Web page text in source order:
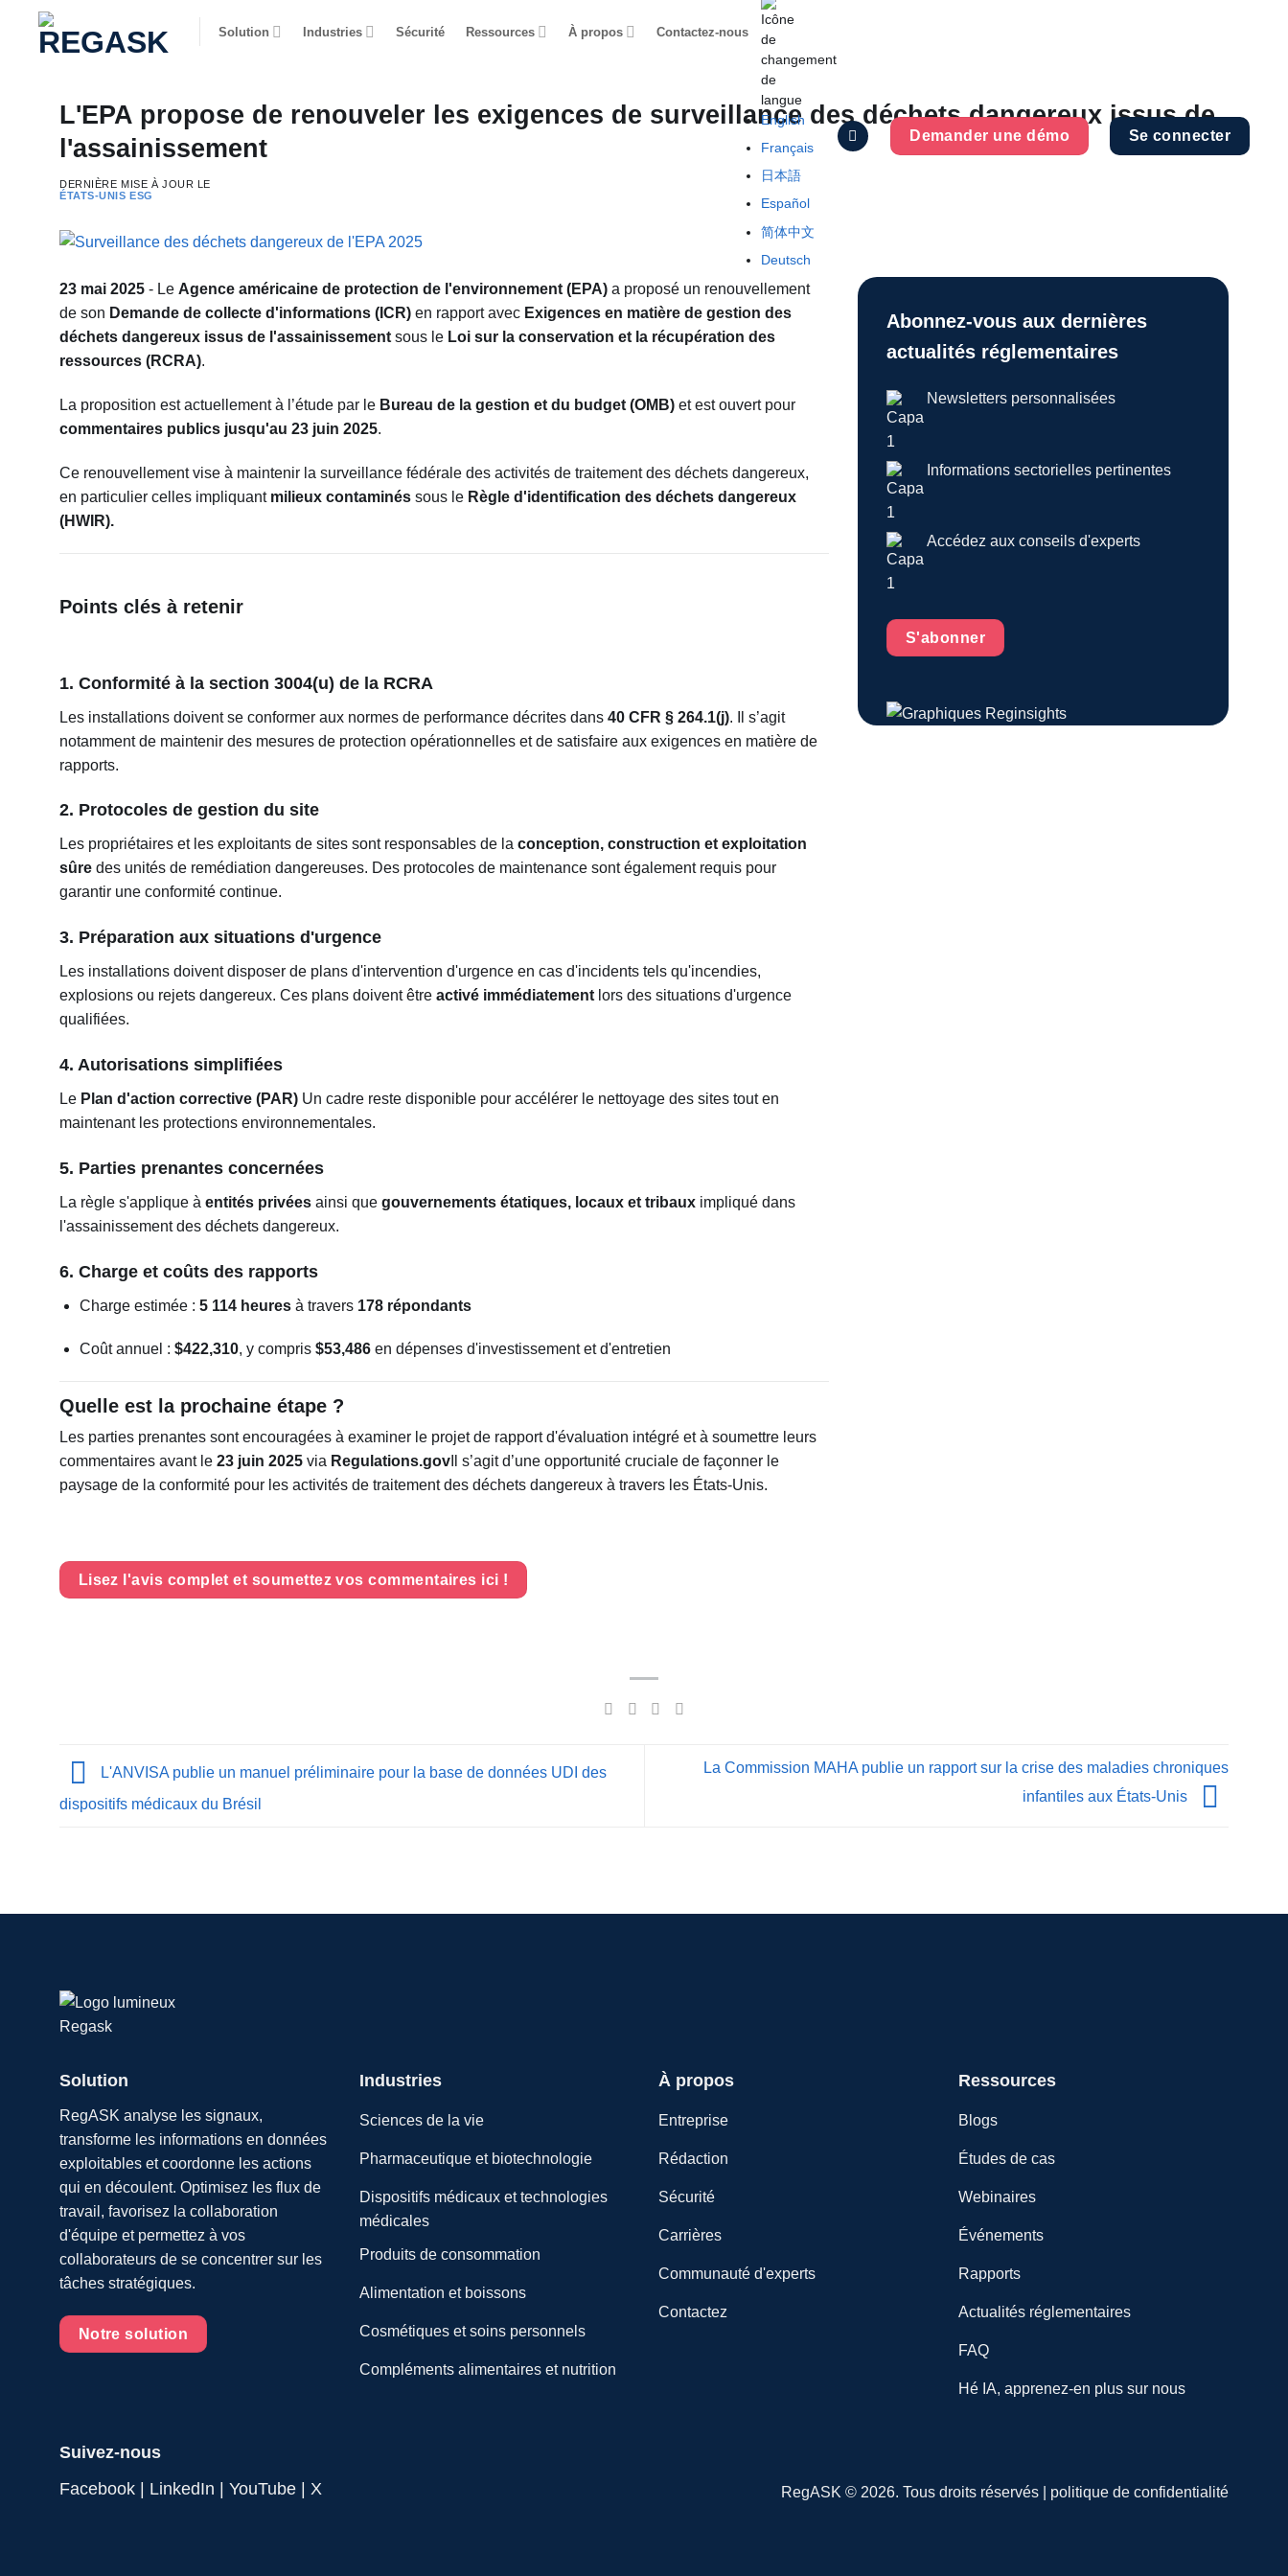
Passer
Solution Industries Sécurité Ressources À propos Contactez-nous
English
Français
日本語
Español
简体中文
Deutsch
Demander une démo Se connecter
L'EPA propose de renouveler les exigences de surveillance des déchets dangereux issus de
l'assainissement
DERNIÈRE MISE À JOUR LE
ÉTATS-UNIS ESG
23 mai 2025 - Le Agence américaine de protection de l'environnement (EPA) a proposé un renouvellement
de son Demande de collecte d'informations (ICR) en rapport avec Exigences en matière de gestion des
déchets dangereux issus de l'assainissementsous le Loi sur la conservation et la récupération des
ressources (RCRA).
La proposition est actuellement à l’étude par le Bureau de la gestion et du budget (OMB) et est ouvert pour
commentaires publics jusqu'au 23 juin 2025.
Ce renouvellement vise à maintenir la surveillance fédérale des activités de traitement des déchets dangereux,
en particulier celles impliquant milieux contaminés sous le Règle d'identification des déchets dangereux
(HWIR).
Points clés à retenir
1. Conformité à la section 3004(u) de la RCRA
Les installations doivent se conformer aux normes de performance décrites dans 40 CFR § 264.1(j). Il s’agit
notamment de maintenir des mesures de protection opérationnelles et de satisfaire aux exigences en matière de
rapports.
2. Protocoles de gestion du site
Les propriétaires et les exploitants de sites sont responsables de la conception, construction et exploitation
sûre des unités de remédiation dangereuses. Des protocoles de maintenance sont également requis pour
garantir une conformité continue.
3. Préparation aux situations d'urgence
Les installations doivent disposer de plans d'intervention d'urgence en cas d'incidents tels qu'incendies,
explosions ou rejets dangereux. Ces plans doivent être activé immédiatement lors des situations d'urgence
qualifiées.
4. Autorisations simplifiées
Le Plan d'action corrective (PAR) Un cadre reste disponible pour accélérer le nettoyage des sites tout en
maintenant les protections environnementales.
5. Parties prenantes concernées
La règle s'applique à entités privées ainsi que gouvernements étatiques, locaux et tribaux impliqué dans
l'assainissement des déchets dangereux.
6. Charge et coûts des rapports
Charge estimée : 5 114 heuresà travers 178 répondants
Coût annuel : $422,310, y compris $53,486en dépenses d'investissement et d'entretien
Quelle est la prochaine étape ?
Les parties prenantes sont encouragées à examiner le projet de rapport d'évaluation intégré et à soumettre leurs
commentaires avant le 23 juin 2025 via Regulations.gov Il s’agit d’une opportunité cruciale de façonner le
paysage de la conformité pour les activités de traitement des déchets dangereux à travers les États-Unis.
Lisez l'avis complet et soumettez vos commentaires ici !
Abonnez-vous aux dernières
actualités réglementaires
Newsletters personnalisées
Informations sectorielles pertinentes
Accédez aux conseils d'experts
S'abonner
L'ANVISA publie un manuel préliminaire pour la base de données UDI des
dispositifs médicaux du Brésil
La Commission MAHA publie un rapport sur la crise des maladies chroniques
infantiles aux États-Unis
Solution
RegASK analyse les signaux,
transforme les informations en données
exploitables et coordonne les actions
qui en découlent. Optimisez les flux de
travail, favorisez la collaboration
d'équipe et permettez à vos
collaborateurs de se concentrer sur les
tâches stratégiques.
Notre solution
Industries
Sciences de la vie
Pharmaceutique et biotechnologie
Dispositifs médicaux et technologies
médicales
Produits de consommation
Alimentation et boissons
Cosmétiques et soins personnels
Compléments alimentaires et nutrition
À propos
Entreprise
Rédaction
Sécurité
Carrières
Communauté d'experts
Contactez
Ressources
Blogs
Études de cas
Webinaires
Événements
Rapports
Actualités réglementaires
FAQ
Hé IA, apprenez-en plus sur nous
Suivez-nous
Facebook
LinkedIn YouTube X RegASK © 2026. Tous droits réservés | politique de confidentialité